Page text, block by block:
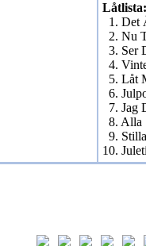
Låtlista:
1. Det
2. Nu
3. Ser
4.
5. Låt
6.
7. Jag
8. Alla
9.
10.